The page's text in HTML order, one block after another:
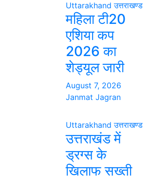
Uttarakhand उत्तराखण्ड
महिला टी20
एशिया कप
2026 का
शेड्यूल जारी
August 7, 2026
Janmat Jagran
Uttarakhand उत्तराखण्ड
उत्तराखंड में
ड्रग्स के
खिलाफ सख्ती